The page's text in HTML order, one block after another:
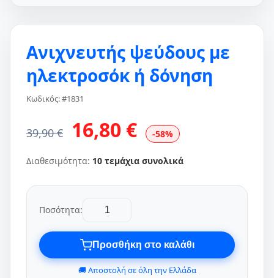
Ανιχνευτής ψεύδους με
ηλεκτροσόκ ή δόνηση
Κωδικός: #1831
39,90 € 16,80 € -58%
Διαθεσιμότητα: 10 τεμάχια συνολικά
Ποσότητα:
Προσθήκη στο καλάθι
🚚 Αποστολή σε όλη την Ελλάδα